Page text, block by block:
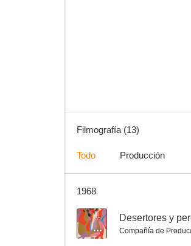
Filmografía (13)
Todo Producción
1968
-- Desertores y
Compañía de